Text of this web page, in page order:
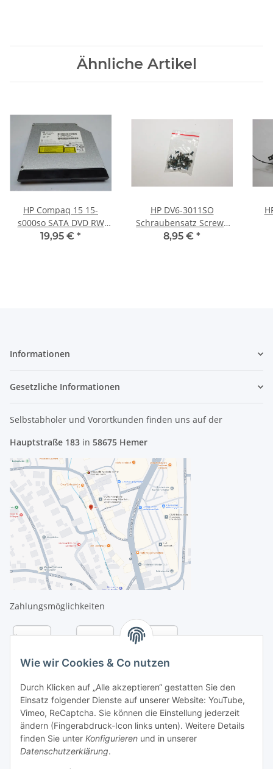
Wie wir Cookies & Co nutzen
Durch Klicken auf „Alle akzeptieren“ gestatten Sie den
Einsatz folgender Dienste auf unserer Website: YouTube,
Vimeo, ReCaptcha. Sie können die Einstellung jederzeit
ändern (Fingerabdruck-Icon links unten). Weitere Details
finden Sie unter Konfigurieren und in unserer
Datenschutzerklärung.
Ähnliche Artikel
HP Compaq 15 15-
s000so SATA DVD RW
Laufwerk Ultra Slim
19,95 € *
HP DV6-3011SO
Schraubensatz Screws
Set #2569
8,95 € *
Informationen
Gesetzliche Informationen
Selbstabholer und Vorortkunden finden uns auf der
Hauptstraße 183 in 58675 Hemer
Zahlungsmöglichkeiten